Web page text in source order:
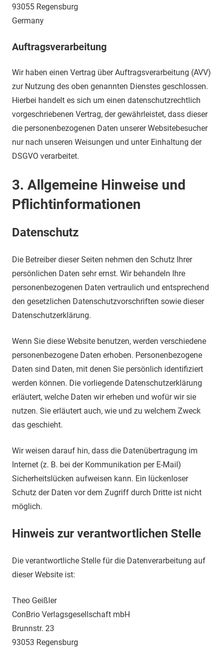
93055 Regensburg
Germany
Auftragsverarbeitung
Wir haben einen Vertrag über Auftragsverarbeitung (AVV)
zur Nutzung des oben genannten Dienstes geschlossen.
Hierbei handelt es sich um einen datenschutzrechtlich
vorgeschriebenen Vertrag, der gewährleistet, dass dieser
die personenbezogenen Daten unserer Websitebesucher
nur nach unseren Weisungen und unter Einhaltung der
DSGVO verarbeitet.
3. Allgemeine Hinweise und
Pflicht­informationen
Datenschutz
Die Betreiber dieser Seiten nehmen den Schutz Ihrer
persönlichen Daten sehr ernst. Wir behandeln Ihre
personenbezogenen Daten vertraulich und entsprechend
den gesetzlichen Datenschutzvorschriften sowie dieser
Datenschutzerklärung.
Wenn Sie diese Website benutzen, werden verschiedene
personenbezogene Daten erhoben. Personenbezogene
Daten sind Daten, mit denen Sie persönlich identifiziert
werden können. Die vorliegende Datenschutzerklärung
erläutert, welche Daten wir erheben und wofür wir sie
nutzen. Sie erläutert auch, wie und zu welchem Zweck
das geschieht.
Wir weisen darauf hin, dass die Datenübertragung im
Internet (z. B. bei der Kommunikation per E-Mail)
Sicherheitslücken aufweisen kann. Ein lückenloser
Schutz der Daten vor dem Zugriff durch Dritte ist nicht
möglich.
Hinweis zur verantwortlichen Stelle
Die verantwortliche Stelle für die Datenverarbeitung auf
dieser Website ist:
Theo Geißler
ConBrio Verlagsgesellschaft mbH
Brunnstr. 23
93053 Regensburg